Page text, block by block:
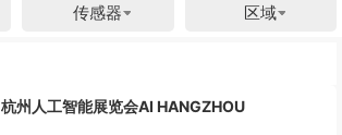
传感器 区域
杭州人工智能展览会AI HANGZHOU